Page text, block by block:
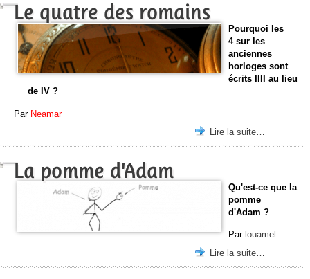
Le quatre des romains
Pourquoi les
4 sur les
anciennes
horloges sont
écrits IIII au lieu
de IV ?
Par Neamar
Lire la suite…
La pomme d'Adam
Qu'est-ce que la
pomme
d'Adam ?
Par louamel
Lire la suite…